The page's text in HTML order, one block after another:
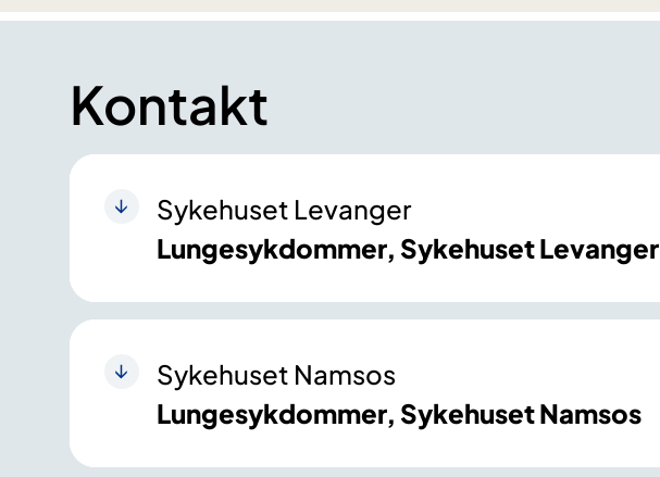
Kontakt
Sykehuset Levanger
Lungesykdommer, Sykehuset Levanger
Sykehuset Namsos
Lungesykdommer, Sykehuset Namsos